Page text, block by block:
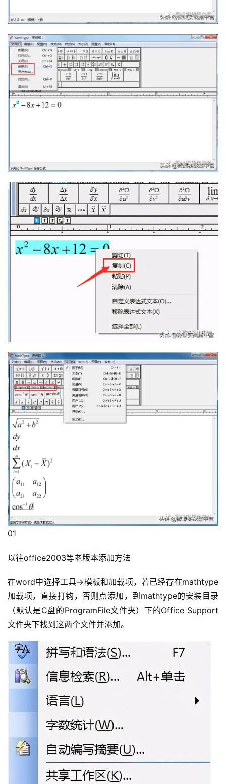
01
以往office2003等老版本添加方法
在word中选择工具→模板和加载项，若已经存在mathtype
加载项，直接打钩，否则点添加，到mathtype的安装目录
（默认是C盘的ProgramFile文件夹）下的Office Support
文件夹下找到这两个文件并添加。